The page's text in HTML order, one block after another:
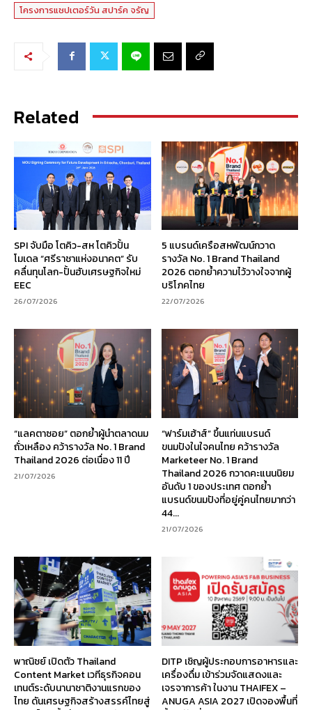
โครงการแชปเตอร์วัน สปาร์ค จรัญ
Related
SPI จับมือ โตคิว-สห โตคิวปั้น
โมเดล “ศรีราชาแห่งอนาคต” รับ
คลื่นทุนโลก-ปั้นฮับเศรษฐกิจใหม่
EEC
26/07/2026
5 แบรนด์เครือสหพัฒน์กวาด
รางวัล No. 1 Brand Thailand
2026 ตอกย้ำความไว้วางใจจากผู้
บริโภคไทย
22/07/2026
“แลคตาซอย” ตอกย้ำผู้นำตลาดนม
ถั่วเหลือง คว้ารางวัล No. 1 Brand
Thailand 2026 ต่อเนื่อง 11 ปี
21/07/2026
“ฟาร์มเฮ้าส์” ขึ้นแท่นแบรนด์
ขนมปังในใจคนไทย คว้ารางวัล
Marketeer No. 1 Brand
Thailand 2026 กวาดคะแนนนิยม
อันดับ 1 ของประเทศ ตอกย้ำ
แบรนด์ขนมปังที่อยู่คู่คนไทยมากว่า
44...
21/07/2026
พาณิชย์ เปิดตัว Thailand
Content Market เวทีธุรกิจคอน
เทนต์ระดับนานาชาติงานแรกของ
ไทย ดันเศรษฐกิจสร้างสรรค์ไทยสู่
DITP เชิญผู้ประกอบการอาหารและ
เครื่องดื่ม เข้าร่วมจัดแสดงและ
เจรจาการค้า ในงาน THAIFEX –
ANUGA ASIA 2027 เปิดจองพื้นที่